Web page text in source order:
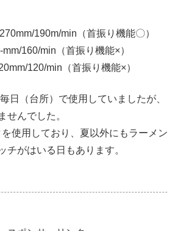
190m/min（首振り機能〇）
160/min（首振り機能×）
120/min（首振り機能×）
日（台所）で使用していましたが、
せんでした。
使用しており、夏以外にもラーメン
チがはいる日もあります。